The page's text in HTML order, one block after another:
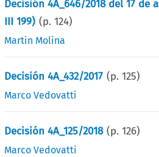
Decisión 4A_646/2018 del 17 de
III 199) (p.124)
Martin Molina
Decisión 4A_432/2017 (p.125)
Marco Vedovatti
Decisión 4A_125/2018 (p.126)
Marco Vedovatti